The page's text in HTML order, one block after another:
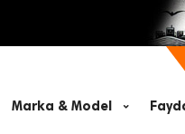
Marka & Model